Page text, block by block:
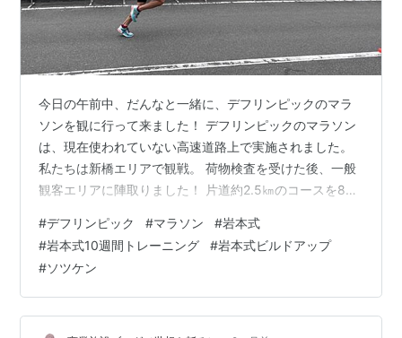
今日の午前中、だんなと一緒に、デフリンピックのマラ
ソンを観に行って来ました！ デフリンピックのマラソン
は、現在使われていない高速道路上で実施されました。
私たちは新橋エリアで観戦。 荷物検査を受けた後、一般
観客エリアに陣取りました！ 片道約2.5㎞のコースを8往
と走るのは飽きそうだなぁ。。 でも、応援する側からす
れば、同じ場所で選手たちを何回も応援出来るので、良
かったです。 とても間近にデフアスリートの走りを見る
ことが出来ましたよ。 序盤トップだったケニアの選手。
飛んでます！！ 日本人トップの青山拓朗選手。 腰高の素
#デフリンピック #マラソン #岩本式
#岩本式10週間トレーニング #岩本式ビルドアップ
#ソツケン